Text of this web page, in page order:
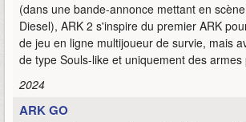
(dans une bande-annonce mettant en
Diesel), ARK 2 s'inspire du premier ARK
de jeu en ligne multijoueur de survie, mais
de type Souls-like et uniquement des armes
2024
ARK GO